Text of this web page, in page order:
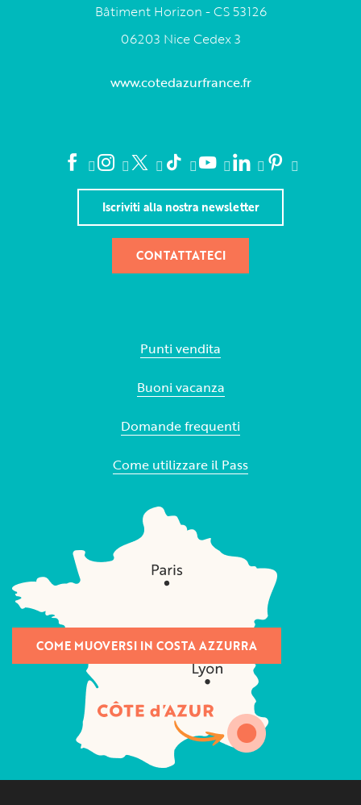
Bâtiment Horizon - CS 53126
06203 Nice Cedex 3
www.cotedazurfrance.fr
Iscriviti alla nostra newsletter
CONTATTATECI
Punti vendita
Buoni vacanza
Domande frequenti
Come utilizzare il Pass
COME MUOVERSI IN COSTA AZZURRA